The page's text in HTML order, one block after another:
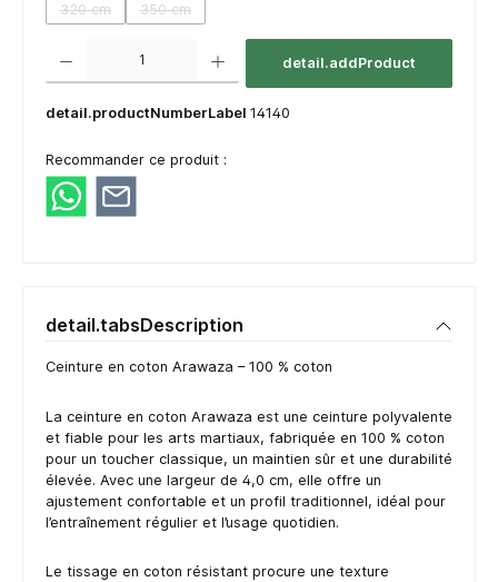
320 cm
(detail.unavailableTooltip)
350 cm
(detail.unavailableTooltip)
detail.addProduct
detail.productNumberLabel 14140
Recommander ce produit :
detail.tabsDescription
Ceinture en coton Arawaza – 100 % coton
La ceinture en coton Arawaza est une ceinture polyvalente
et fiable pour les arts martiaux, fabriquée en 100 % coton
pour un toucher classique, un maintien sûr et une durabilité
élevée. Avec une largeur de 4,0 cm, elle offre un
ajustement confortable et un profil traditionnel, idéal pour
l’entraînement régulier et l’usage quotidien.
Le tissage en coton résistant procure une texture